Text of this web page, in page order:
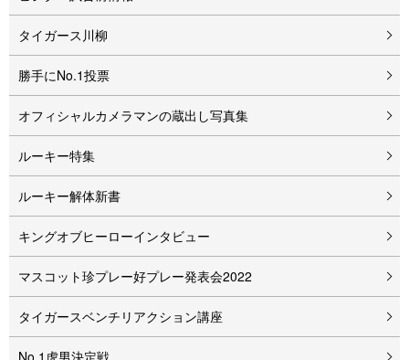
タイガース川柳
勝手にNo.1投票
オフィシャルカメラマンの蔵出し写真集
ルーキー特集
ルーキー解体新書
キングオブヒーローインタビュー
マスコット珍プレー好プレー発表会2022
タイガースベンチリアクション講座
No.1虎男決定戦